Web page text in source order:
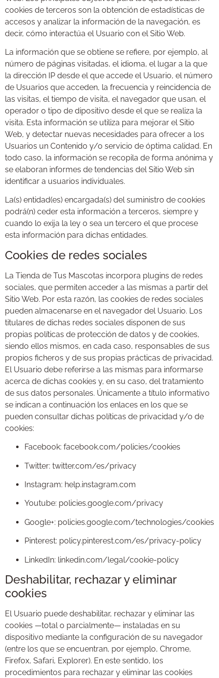
cookies de terceros son la obtención de estadísticas de
accesos y analizar la información de la navegación, es
decir, cómo interactúa el Usuario con el Sitio Web.
La información que se obtiene se refiere, por ejemplo, al
número de páginas visitadas, el idioma, el lugar a la que
la dirección IP desde el que accede el Usuario, el número
de Usuarios que acceden, la frecuencia y reincidencia de
las visitas, el tiempo de visita, el navegador que usan, el
operador o tipo de dipositivo desde el que se realiza la
visita. Esta información se utiliza para mejorar el Sitio
Web, y detectar nuevas necesidades para ofrecer a los
Usuarios un Contenido y/o servicio de óptima calidad. En
todo caso, la información se recopila de forma anónima y
se elaboran informes de tendencias del Sitio Web sin
identificar a usuarios individuales.
La(s) entidad(es) encargada(s) del suministro de cookies
podrá(n) ceder esta información a terceros, siempre y
cuando lo exija la ley o sea un tercero el que procese
esta información para dichas entidades.
Cookies de redes sociales
La Tienda de Tus Mascotas incorpora plugins de redes
sociales, que permiten acceder a las mismas a partir del
Sitio Web. Por esta razón, las cookies de redes sociales
pueden almacenarse en el navegador del Usuario. Los
titulares de dichas redes sociales disponen de sus
propias políticas de protección de datos y de cookies,
siendo ellos mismos, en cada caso, responsables de sus
propios ficheros y de sus propias prácticas de privacidad.
El Usuario debe referirse a las mismas para informarse
acerca de dichas cookies y, en su caso, del tratamiento
de sus datos personales. Únicamente a título informativo
se indican a continuación los enlaces en los que se
pueden consultar dichas políticas de privacidad y/o de
cookies:
Facebook: facebook.com/policies/cookies
Twitter: twitter.com/es/privacy
Instagram: help.instagram.com
Youtube: policies.google.com/privacy
Google+: policies.google.com/technologies/cookies
Pinterest: policy.pinterest.com/es/privacy-policy
LinkedIn: linkedin.com/legal/cookie-policy
Deshabilitar, rechazar y eliminar
cookies
El Usuario puede deshabilitar, rechazar y eliminar las
cookies —total o parcialmente— instaladas en su
dispositivo mediante la configuración de su navegador
(entre los que se encuentran, por ejemplo, Chrome,
Firefox, Safari, Explorer). En este sentido, los
procedimientos para rechazar y eliminar las cookies